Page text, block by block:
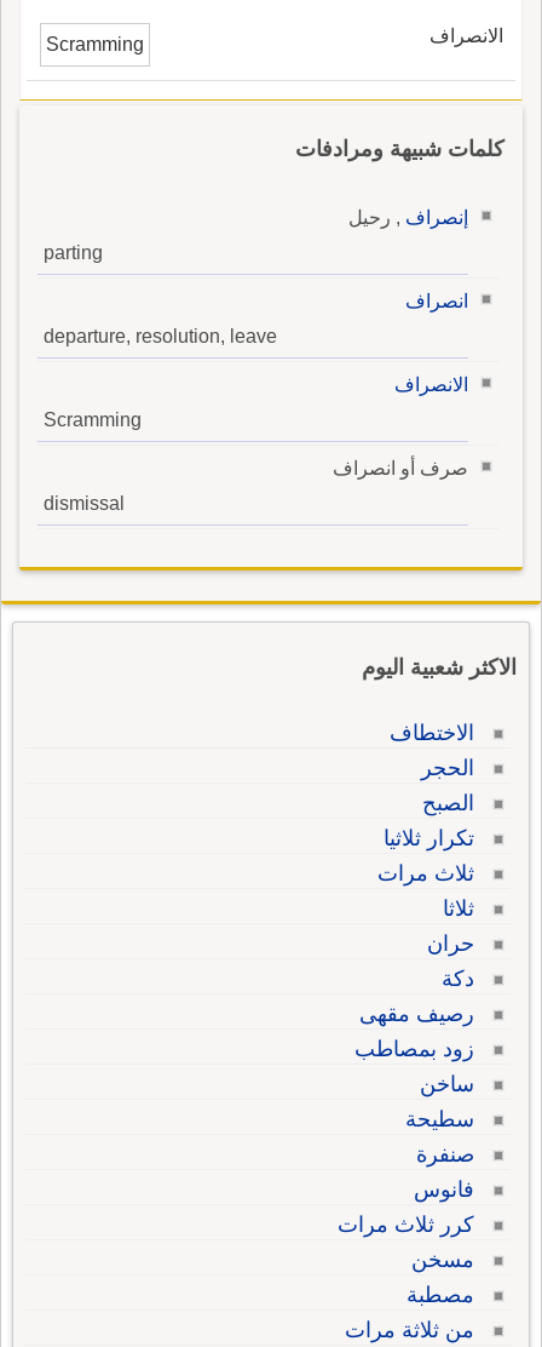
الانصراف Scramming
كلمات شبيهة ومرادفات
إنصراف , رحيل
parting
انصراف
departure, resolution, leave
الانصراف
Scramming
صرف أو انصراف
dismissal
الاكثر شعبية اليوم
الاختطاف
الحجر
الصبح
تكرار ثلاثيا
ثلاث مرات
ثلاثا
حران
دكة
رصيف مقهى
زود بمصاطب
ساخن
سطيحة
صنفرة
فانوس
كرر ثلاث مرات
مسخن
مصطبة
من ثلاثة مرات